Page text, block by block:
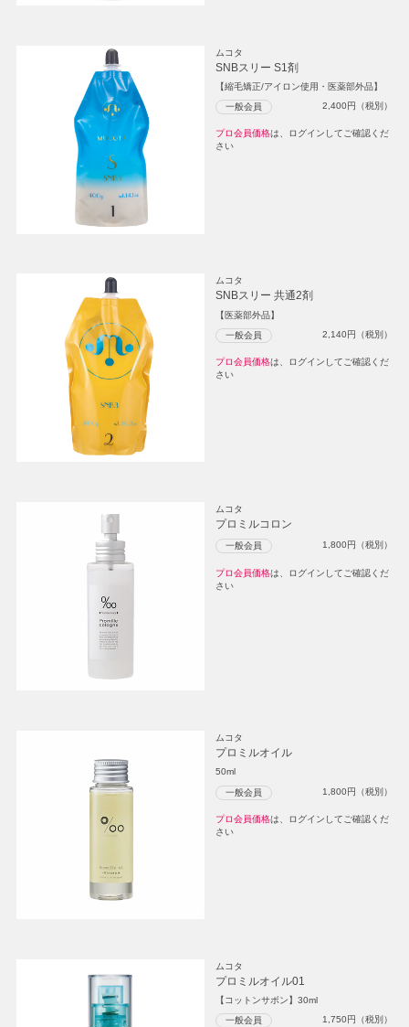
ムコタ
SNBスリー S1剤
【縮毛矯正/アイロン使用・医薬部外品】
一般会員 2,400円（税別）
プロ会員価格は、ログインしてご確認くだ
さい
ムコタ
SNBスリー 共通2剤
【医薬部外品】
一般会員 2,140円（税別）
プロ会員価格は、ログインしてご確認くだ
さい
ムコタ
プロミルコロン
一般会員 1,800円（税別）
プロ会員価格は、ログインしてご確認くだ
さい
ムコタ
プロミルオイル
50ml
一般会員 1,800円（税別）
プロ会員価格は、ログインしてご確認くだ
さい
ムコタ
プロミルオイル01
【コットンサボン】30ml
一般会員 1,750円（税別）